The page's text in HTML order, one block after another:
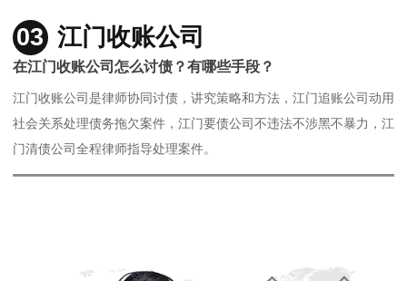
03 江门收账公司
在江门收账公司怎么讨债？有哪些手段？
江门收账公司是律师协同讨债，讲究策略和方法，江门追账公司动用
社会关系处理债务拖欠案件，江门要债公司不违法不涉黑不暴力，江
门清债公司全程律师指导处理案件。